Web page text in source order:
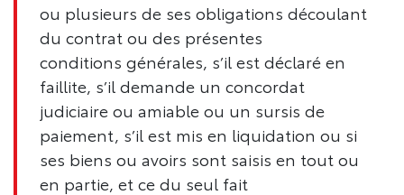
ou plusieurs de ses obligations découlant
du contrat ou des présentes
conditions générales, s’il est déclaré en
faillite, s’il demande un concordat
judiciaire ou amiable ou un sursis de
paiement, s’il est mis en liquidation ou si
ses biens ou avoirs sont saisis en tout ou
en partie, et ce du seul fait